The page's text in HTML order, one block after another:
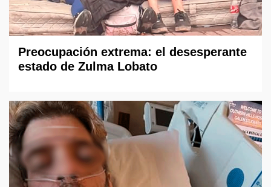
Preocupación extrema: el desesperante
estado de Zulma Lobato